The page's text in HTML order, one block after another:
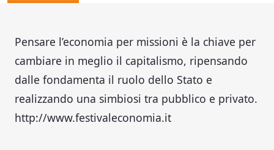
Pensare l’economia per missioni è la chiave per
cambiare in meglio il capitalismo, ripensando
dalle fondamenta il ruolo dello Stato e
realizzando una simbiosi tra pubblico e privato.
http://www.festivaleconomia.it